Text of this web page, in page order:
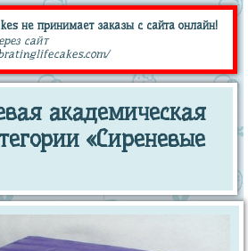
не принимает заказы с сайта онлайн!
сайт
академическая
«Сиреневые